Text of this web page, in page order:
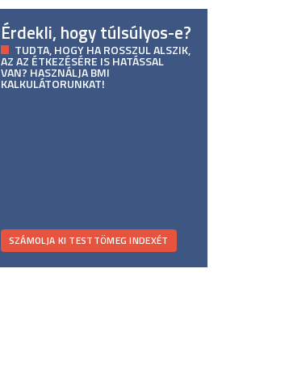
Érdekli, hogy túlsúlyos-e?
TUDTA, HOGY HA ROSSZUL ALSZIK,
AZ AZ ÉTKEZÉSÉRE IS HATÁSSAL
VAN? HASZNÁLJA BMI
KALKULÁTORUNKAT!
SZÁMOLJA KI TESTTÖMEG INDEXÉT